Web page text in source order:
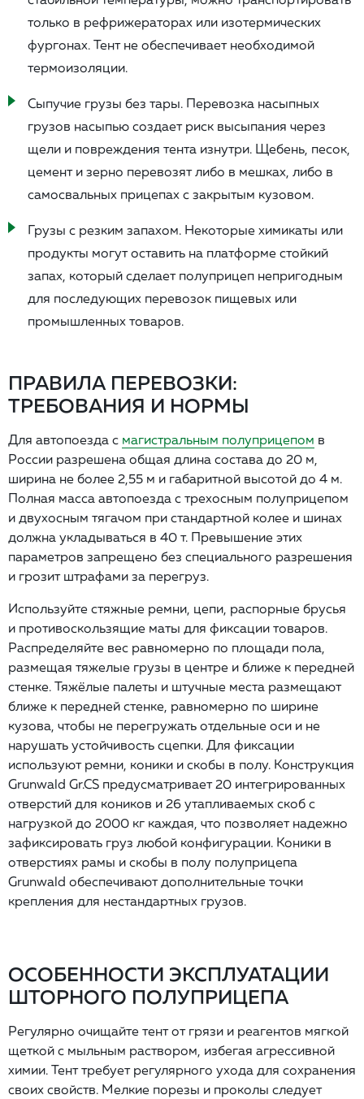
только в рефрижераторах или изотермических
фургонах. Тент не обеспечивает необходимой
термоизоляции.
Сыпучие грузы без тары. Перевозка насыпных
грузов насыпью создает риск высыпания через
щели и повреждения тента изнутри. Щебень, песок,
цемент и зерно перевозят либо в мешках, либо в
самосвальных прицепах с закрытым кузовом.
Грузы с резким запахом. Некоторые химикаты или
продукты могут оставить на платформе стойкий
запах, который сделает полуприцеп непригодным
для последующих перевозок пищевых или
промышленных товаров.
ПРАВИЛА ПЕРЕВОЗКИ:
ТРЕБОВАНИЯ И НОРМЫ
Для автопоезда с магистральным полуприцепом в
России разрешена общая длина состава до 20 м,
ширина не более 2,55 м и габаритной высотой до 4 м.
Полная масса автопоезда с трехосным полуприцепом
и двухосным тягачом при стандартной колее и шинах
должна укладываться в 40 т. Превышение этих
параметров запрещено без специального разрешения
и грозит штрафами за перегруз.
Используйте стяжные ремни, цепи, распорные брусья
и противоскользящие маты для фиксации товаров.
Распределяйте вес равномерно по площади пола,
размещая тяжелые грузы в центре и ближе к передней
стенке. Тяжёлые палеты и штучные места размещают
ближе к передней стенке, равномерно по ширине
кузова, чтобы не перегружать отдельные оси и не
нарушать устойчивость сцепки. Для фиксации
используют ремни, коники и скобы в полу. Конструкция
Grunwald Gr.CS предусматривает 20 интегрированных
отверстий для коников и 26 утапливаемых скоб с
нагрузкой до 2000 кг каждая, что позволяет надежно
зафиксировать груз любой конфигурации. Коники в
отверстиях рамы и скобы в полу полуприцепа
Grunwald обеспечивают дополнительные точки
крепления для нестандартных грузов.
ОСОБЕННОСТИ ЭКСПЛУАТАЦИИ
ШТОРНОГО ПОЛУПРИЦЕПА
Регулярно очищайте тент от грязи и реагентов мягкой
щеткой с мыльным раствором, избегая агрессивной
химии. Тент требует регулярного ухода для сохранения
своих свойств. Мелкие порезы и проколы следует